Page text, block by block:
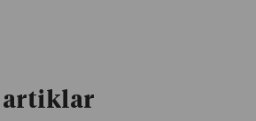
artiklar